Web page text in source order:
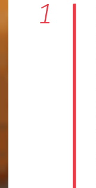
1